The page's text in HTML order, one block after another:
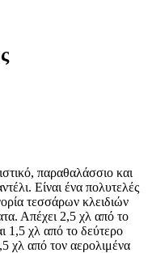
παραθαλάσσιο και
Είναι ένα πολυτελές
τεσσάρων κλειδιών
Απέχει 2,5 χλ από το
1,5 χλ από το δεύτερο
χλ από τον αερολιμένα